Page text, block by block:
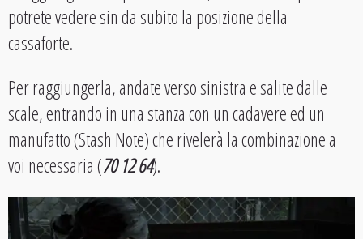
potrete vedere sin da subito la posizione della
cassaforte.
Per raggiungerla, andate verso sinistra e salite dalle
scale, entrando in una stanza con un cadavere ed un
manufatto (Stash Note) che rivelerà la combinazione a
voi necessaria (70 12 64).